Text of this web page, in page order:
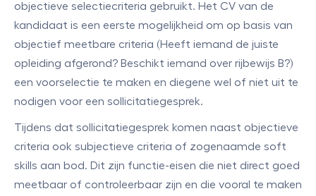
objectieve selectiecriteria gebruikt. Het CV van de
kandidaat is een eerste mogelijkheid om op basis van
objectief meetbare criteria (Heeft iemand de juiste
opleiding afgerond? Beschikt iemand over rijbewijs B?)
een voorselectie te maken en diegene wel of niet uit te
nodigen voor een sollicitatiegesprek.
Tijdens dat sollicitatiegesprek komen naast objectieve
criteria ook subjectieve criteria of zogenaamde soft
skills aan bod. Dit zijn functie-eisen die niet direct goed
meetbaar of controleerbaar zijn en die vooral te maken